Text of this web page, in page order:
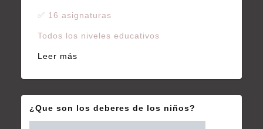
✅ 16 asignaturas
Todos los niveles educativos
Leer más
¿Que son los deberes de los niños?